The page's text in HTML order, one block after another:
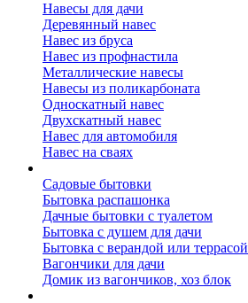
Навесы для дачи
Деревянный навес
Навес из бруса
Навес из профнастила
Металлические навесы
Навесы из поликарбоната
Односкатный навес
Двухскатный навес
Навес для автомобиля
Навес на сваях
Садовые бытовки
Бытовка распашонка
Дачные бытовки с туалетом
Бытовка с душем для дачи
Бытовка с верандой или террасой
Вагончики для дачи
Домик из вагончиков, хоз блок